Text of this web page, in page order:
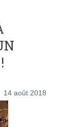
14 août 2018